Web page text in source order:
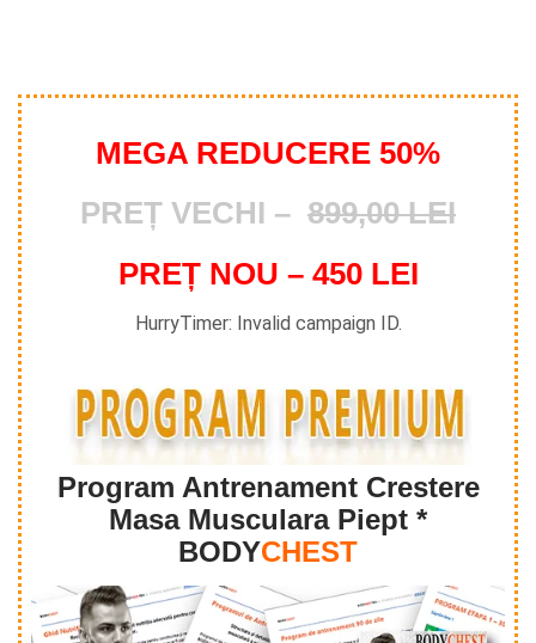
MEGA REDUCERE 50%
PREȚ VECHI – 899,00 LEI
PREȚ NOU – 450 LEI
HurryTimer: Invalid campaign ID.
Program Antrenament Crestere
Masa Musculara Piept *
BODYCHEST